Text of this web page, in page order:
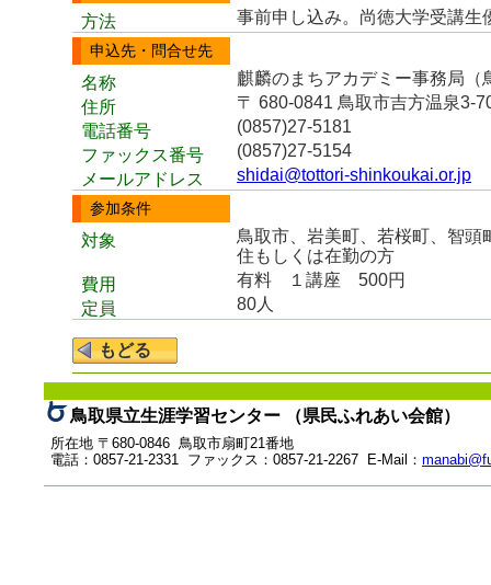
方法 事前申し込み。尚徳大学受講生
申込先・問合せ先
名称
麒麟のまちアカデミー事務局（
住所
〒 680-0841 鳥取市吉方温泉3-
電話番号
(0857)27-5181
ファックス番号
(0857)27-5154
メールアドレス
shidai@tottori-shinkoukai.or.jp
参加条件
対象
鳥取市、岩美町、若桜町、智
住もしくは在勤の方
費用
有料
１講座 500円
定員
80人
鳥取県立生涯学習センター （県民ふれあい会館）
所在地 〒680-0846 鳥取市扇町21番地
電話：0857-21-2331 ファックス：0857-21-2267 E-Mail：